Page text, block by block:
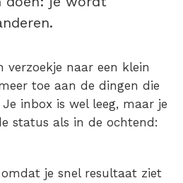
verzoekje naar een klein
toe aan de dingen die
inbox is wel leeg, maar je
status als in de ochtend:
je snel resultaat ziet